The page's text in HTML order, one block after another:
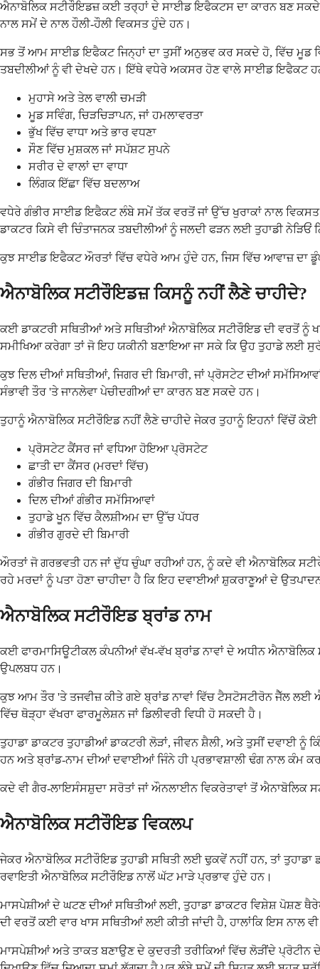
ਐਨਾਬੋਲਿਕ ਸਟੀਰੌਇਡਜ਼ ਕਈ ਤਰ੍ਹਾਂ ਦੇ ਸਾਈਡ ਇਫੈਕਟਸ ਦਾ ਕਾਰਨ ਬਣ ਸਕਦੇ
ਨਾਲ ਸਮੇਂ ਦੇ ਨਾਲ ਹੌਲੀ-ਹੌਲੀ ਵਿਕਸਤ ਹੁੰਦੇ ਹਨ।
ਸਭ ਤੋਂ ਆਮ ਸਾਈਡ ਇਫੈਕਟ ਜਿਨ੍ਹਾਂ ਦਾ ਤੁਸੀਂ ਅਨੁਭਵ ਕਰ ਸਕਦੇ ਹੋ, ਵਿੱਚ ਮੂਡ
ਤਬਦੀਲੀਆਂ ਨੂੰ ਵੀ ਦੇਖਦੇ ਹਨ। ਇੱਥੇ ਵਧੇਰੇ ਅਕਸਰ ਹੋਣ ਵਾਲੇ ਸਾਈਡ ਇਫੈਕਟ
ਮੁਹਾਸੇ ਅਤੇ ਤੇਲ ਵਾਲੀ ਚਮੜੀ
ਮੂਡ ਸਵਿੰਗ, ਚਿੜਚਿੜਾਪਨ, ਜਾਂ ਹਮਲਾਵਰਤਾ
ਭੁੱਖ ਵਿੱਚ ਵਾਧਾ ਅਤੇ ਭਾਰ ਵਧਣਾ
ਸੌਣ ਵਿੱਚ ਮੁਸ਼ਕਲ ਜਾਂ ਸਪੱਸ਼ਟ ਸੁਪਨੇ
ਸਰੀਰ ਦੇ ਵਾਲਾਂ ਦਾ ਵਾਧਾ
ਲਿੰਗਕ ਇੱਛਾ ਵਿੱਚ ਬਦਲਾਅ
ਵਧੇਰੇ ਗੰਭੀਰ ਸਾਈਡ ਇਫੈਕਟ ਲੰਬੇ ਸਮੇਂ ਤੱਕ ਵਰਤੋਂ ਜਾਂ ਉੱਚ ਖੁਰਾਕਾਂ ਨਾਲ
ਡਾਕਟਰ ਕਿਸੇ ਵੀ ਚਿੰਤਾਜਨਕ ਤਬਦੀਲੀਆਂ ਨੂੰ ਜਲਦੀ ਫੜਨ ਲਈ ਤੁਹਾਡੀ ਨੇੜਿਓਂ
ਕੁਝ ਸਾਈਡ ਇਫੈਕਟ ਔਰਤਾਂ ਵਿੱਚ ਵਧੇਰੇ ਆਮ ਹੁੰਦੇ ਹਨ, ਜਿਸ ਵਿੱਚ ਆਵਾਜ਼ ਦਾ
ਐਨਾਬੋਲਿਕ ਸਟੀਰੌਇਡਜ਼ ਕਿਸਨੂੰ ਨਹੀਂ ਲੈਣੇ ਚਾਹੀਦੇ?
ਕਈ ਡਾਕਟਰੀ ਸਥਿਤੀਆਂ ਅਤੇ ਸਥਿਤੀਆਂ ਐਨਾਬੋਲਿਕ ਸਟੀਰੌਇਡ ਦੀ ਵਰਤੋਂ ਨੂੰ
ਸਮੀਖਿਆ ਕਰੇਗਾ ਤਾਂ ਜੋ ਇਹ ਯਕੀਨੀ ਬਣਾਇਆ ਜਾ ਸਕੇ ਕਿ ਉਹ ਤੁਹਾਡੇ ਲਈ
ਕੁਝ ਦਿਲ ਦੀਆਂ ਸਥਿਤੀਆਂ, ਜਿਗਰ ਦੀ ਬਿਮਾਰੀ, ਜਾਂ ਪ੍ਰੋਸਟੇਟ ਦੀਆਂ
ਸੰਭਾਵੀ ਤੌਰ 'ਤੇ ਜਾਨਲੇਵਾ ਪੇਚੀਦਗੀਆਂ ਦਾ ਕਾਰਨ ਬਣ ਸਕਦੇ ਹਨ।
ਤੁਹਾਨੂੰ ਐਨਾਬੋਲਿਕ ਸਟੀਰੌਇਡ ਨਹੀਂ ਲੈਣੇ ਚਾਹੀਦੇ ਜੇਕਰ ਤੁਹਾਨੂੰ ਇਹਨਾਂ ਵਿੱਚੋਂ ਕੋਈ
ਪ੍ਰੋਸਟੇਟ ਕੈਂਸਰ ਜਾਂ ਵਧਿਆ ਹੋਇਆ ਪ੍ਰੋਸਟੇਟ
ਛਾਤੀ ਦਾ ਕੈਂਸਰ (ਮਰਦਾਂ ਵਿੱਚ)
ਗੰਭੀਰ ਜਿਗਰ ਦੀ ਬਿਮਾਰੀ
ਦਿਲ ਦੀਆਂ ਗੰਭੀਰ ਸਮੱਸਿਆਵਾਂ
ਤੁਹਾਡੇ ਖੂਨ ਵਿੱਚ ਕੈਲਸ਼ੀਅਮ ਦਾ ਉੱਚ ਪੱਧਰ
ਗੰਭੀਰ ਗੁਰਦੇ ਦੀ ਬਿਮਾਰੀ
ਔਰਤਾਂ ਜੋ ਗਰਭਵਤੀ ਹਨ ਜਾਂ ਦੁੱਧ ਚੁੰਘਾ ਰਹੀਆਂ ਹਨ, ਨੂੰ ਕਦੇ ਵੀ ਐਨਾਬੋਲਿਕ
ਰਹੇ ਮਰਦਾਂ ਨੂੰ ਪਤਾ ਹੋਣਾ ਚਾਹੀਦਾ ਹੈ ਕਿ ਇਹ ਦਵਾਈਆਂ ਸ਼ੁਕਰਾਣੂਆਂ ਦੇ
ਐਨਾਬੋਲਿਕ ਸਟੀਰੌਇਡ ਬ੍ਰਾਂਡ ਨਾਮ
ਕਈ ਫਾਰਮਾਸਿਊਟੀਕਲ ਕੰਪਨੀਆਂ ਵੱਖ-ਵੱਖ ਬ੍ਰਾਂਡ ਨਾਵਾਂ ਦੇ ਅਧੀਨ
ਉਪਲਬਧ ਹਨ।
ਕੁਝ ਆਮ ਤੌਰ 'ਤੇ ਤਜਵੀਜ਼ ਕੀਤੇ ਗਏ ਬ੍ਰਾਂਡ ਨਾਵਾਂ ਵਿੱਚ ਟੈਸਟੋਸਟੀਰੋਨ ਜੈੱਲ
ਵਿੱਚ ਥੋੜ੍ਹਾ ਵੱਖਰਾ ਫਾਰਮੂਲੇਸ਼ਨ ਜਾਂ ਡਿਲੀਵਰੀ ਵਿਧੀ ਹੋ ਸਕਦੀ ਹੈ।
ਤੁਹਾਡਾ ਡਾਕਟਰ ਤੁਹਾਡੀਆਂ ਡਾਕਟਰੀ ਲੋੜਾਂ, ਜੀਵਨ ਸ਼ੈਲੀ, ਅਤੇ ਤੁਸੀਂ ਦਵਾਈ
ਹਨ ਅਤੇ ਬ੍ਰਾਂਡ-ਨਾਮ ਦੀਆਂ ਦਵਾਈਆਂ ਜਿੰਨੇ ਹੀ ਪ੍ਰਭਾਵਸ਼ਾਲੀ ਢੰਗ ਨਾਲ ਕੰਮ
ਕਦੇ ਵੀ ਗੈਰ-ਲਾਇਸੰਸਸ਼ੁਦਾ ਸਰੋਤਾਂ ਜਾਂ ਔਨਲਾਈਨ ਵਿਕਰੇਤਾਵਾਂ ਤੋਂ ਐਨਾਬੋਲਿਕ
ਐਨਾਬੋਲਿਕ ਸਟੀਰੌਇਡ ਵਿਕਲਪ
ਜੇਕਰ ਐਨਾਬੋਲਿਕ ਸਟੀਰੌਇਡ ਤੁਹਾਡੀ ਸਥਿਤੀ ਲਈ ਢੁਕਵੇਂ ਨਹੀਂ ਹਨ, ਤਾਂ
ਰਵਾਇਤੀ ਐਨਾਬੋਲਿਕ ਸਟੀਰੌਇਡ ਨਾਲੋਂ ਘੱਟ ਮਾੜੇ ਪ੍ਰਭਾਵ ਹੁੰਦੇ ਹਨ।
ਮਾਸਪੇਸ਼ੀਆਂ ਦੇ ਘਟਣ ਦੀਆਂ ਸਥਿਤੀਆਂ ਲਈ, ਤੁਹਾਡਾ ਡਾਕਟਰ ਵਿਸ਼ੇਸ਼ ਪੋਸ਼ਣ
ਦੀ ਵਰਤੋਂ ਕਈ ਵਾਰ ਖਾਸ ਸਥਿਤੀਆਂ ਲਈ ਕੀਤੀ ਜਾਂਦੀ ਹੈ, ਹਾਲਾਂਕਿ ਇਸ ਨਾਲ
ਮਾਸਪੇਸ਼ੀਆਂ ਅਤੇ ਤਾਕਤ ਬਣਾਉਣ ਦੇ ਕੁਦਰਤੀ ਤਰੀਕਿਆਂ ਵਿੱਚ ਲੋੜੀਂਦੇ ਪ੍ਰੋਟੀਨ